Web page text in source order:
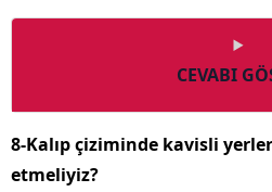
CEVABI
8-Kalıp çiziminde kavisli
etmeliyiz?